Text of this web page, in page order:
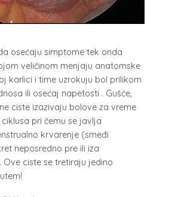
osećaju simptome tek onda
veličinom menjaju anatomske
karlici i time uzrokuju bol prilikom
ili osećaj napetosti . Gušće,
ciste izazivaju bolove za vreme
pri čemu se javlja
krvarenje (smeđi
neposredno pre ili iza
Ove ciste se tretiraju jedino